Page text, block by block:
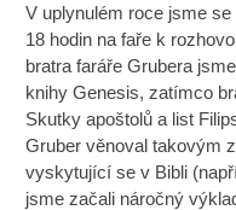
V uplynulém roce jsme
18 hodin na faře k
bratra faráře Grubera
knihy Genesis, zatímco
Skutky apoštolů a list
Gruber věnoval takovým
vyskytující se v Bibli
jsme začali náročný